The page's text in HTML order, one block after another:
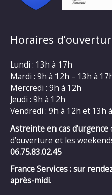
Horaires
Lundi : 13h à 17h
Mardi : 9h à 12h – 13h à
Mercredi : 9h à 12h
Jeudi : 9h à 12h
Vendredi : 9h à 12h et 13h
Astreinte en cas d’urgence
d’ouverture et les
06.75.83.02.45
France Services : sur
après-midi.